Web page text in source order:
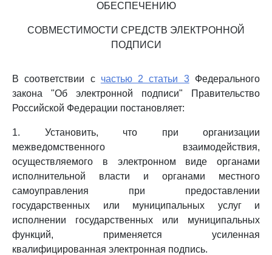
ОБЕСПЕЧЕНИЮ
СОВМЕСТИМОСТИ СРЕДСТВ ЭЛЕКТРОННОЙ
ПОДПИСИ
В соответствии с частью 2 статьи 3Федерального
закона "Об электронной подписи" Правительство
Российской Федерации постановляет:
1. Установить, что при организации
межведомственного взаимодействия,
осуществляемого в электронном виде органами
исполнительной власти и органами местного
самоуправления при предоставлении
государственных или муниципальных услуг и
исполнении государственных или муниципальных
функций, применяется усиленная
квалифицированная электронная подпись.